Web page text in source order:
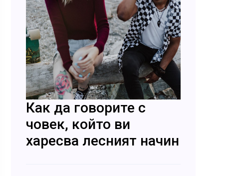
Как да говорите с
човек, който ви
харесва лесният начин